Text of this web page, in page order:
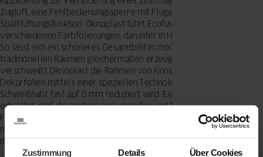
Zustimmung Details Über Cookies
Zugluft, eine Fehlbedienungssperre mit Flügelheber und eine
Spaltlüftungsfunktion. Oknoplast führt Ecofusion in über 50
verschiedenen Farbfolierungen, darunter in Holz- und Betonoptiken.
So lässt sich ein schöneres Gesamtbild in modernen und
traditionellen Räumen gleichermaßen erzeugen. Standardmäßig
verschweißt Oknoplast die Rahmen von Konstruktionen mit
Dekorfolien mittels einer speziellen Technologie, sodass die
Schweißnaht fast auf 0 mm reduziert wird. Exklusiv nur bei Oknoplast
erhältlich sind die modern aussehenden und funktionalen
Fenstergriffe dESIGN+, die das Unternehmen in einer Kooperation
mit der Design-Agentur Kiska entworfen hat. Sie gefallen mit ihrem
minimalistischen Charakter und sind optional auch abschließbar.